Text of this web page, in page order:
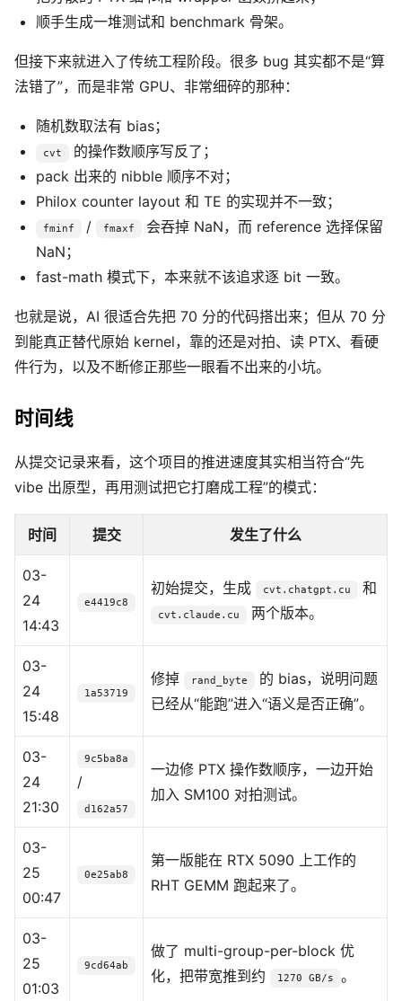
顺手生成一堆测试和 benchmark 骨架。
但接下来就进入了传统工程阶段。很多 bug 其实都不是“算
法错了”，而是非常 GPU、非常细碎的那种：
随机数取法有 bias；
cvt
的操作数顺序写反了；
pack 出来的 nibble 顺序不对；
Philox counter layout 和 TE 的实现并不一致；
fminf / fmaxf
会吞掉 NaN，而 reference 选择保留
NaN；
fast-math 模式下，本来就不该追求逐 bit 一致。
也就是说，AI 很适合先把 70 分的代码搭出来；但从 70 分
到能真正替代原始 kernel，靠的还是对拍、读 PTX、看硬
件行为，以及不断修正那些一眼看不出来的小坑。
时间线
从提交记录来看，这个项目的推进速度其实相当符合“先
vibe 出原型，再用测试把它打磨成工程”的模式：
时间 提交 发生了什么
03-
24
14:43
e4419c8
初始提交，生成 cvt.chatgpt.cu 和
cvt.claude.cu 两个版本。
03-
24
15:48
1a53719
修掉 rand_byte
的 bias，说明问题
已经从“能跑”进入“语义是否正确”。
03-
24
21:30
9c5ba8a
/
d162a57
一边修 PTX 操作数顺序，一边开始
加入 SM100 对拍测试。
03-
25
00:47
0e25ab8
第一版能在 RTX 5090 上工作的
RHT GEMM 跑起来了。
03-
25
01:03
9cd64ab
做了 multi-group-per-block 优
化，把带宽推到约
1270 GB/s 。